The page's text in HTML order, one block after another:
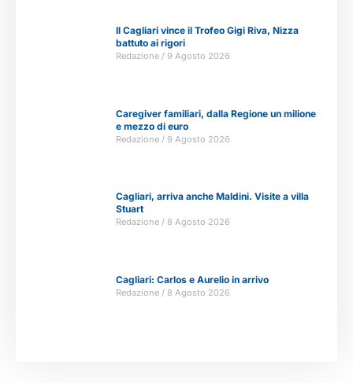
Il Cagliari vince il Trofeo Gigi Riva, Nizza
battuto ai rigori
Redazione 9 Agosto 2026
Caregiver familiari, dalla Regione un milione
e mezzo di euro
Redazione 9 Agosto 2026
Cagliari, arriva anche Maldini. Visite a villa
Stuart
Redazione 8 Agosto 2026
Cagliari: Carlos e Aurelio in arrivo
Redazione 8 Agosto 2026